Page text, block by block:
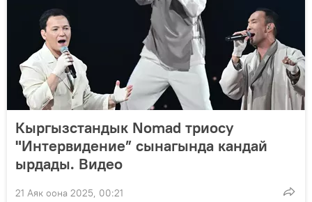
Кыргызстандык Nomad триосу
"Интервидение” сынагында кандай
ырдады. Видео
21 Аяк оона 2025, 00:21